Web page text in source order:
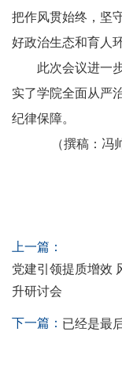
把作风贯始终，坚
好政治生态和育人
此次会议进一
实了学院全面从严
纪律保障。
（撰稿：
上一篇：
党建引领提质增效
升研讨会
下一篇： 已经是最